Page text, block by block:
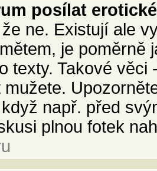
posílat
ne. Existují ale
je poměrně
texty. Takové
např. před
plnou fotek